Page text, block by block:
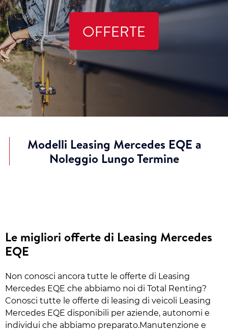
OFFERTE
Modelli Leasing Mercedes EQE a
Noleggio Lungo Termine
Le migliori offerte di Leasing Mercedes
EQE
Non conosci ancora tutte le offerte di Leasing
Mercedes EQE che abbiamo noi di Total Renting?
Conosci tutte le offerte di leasing di veicoli Leasing
Mercedes EQE disponibili per aziende, autonomi e
individui che abbiamo preparato.Manutenzione e